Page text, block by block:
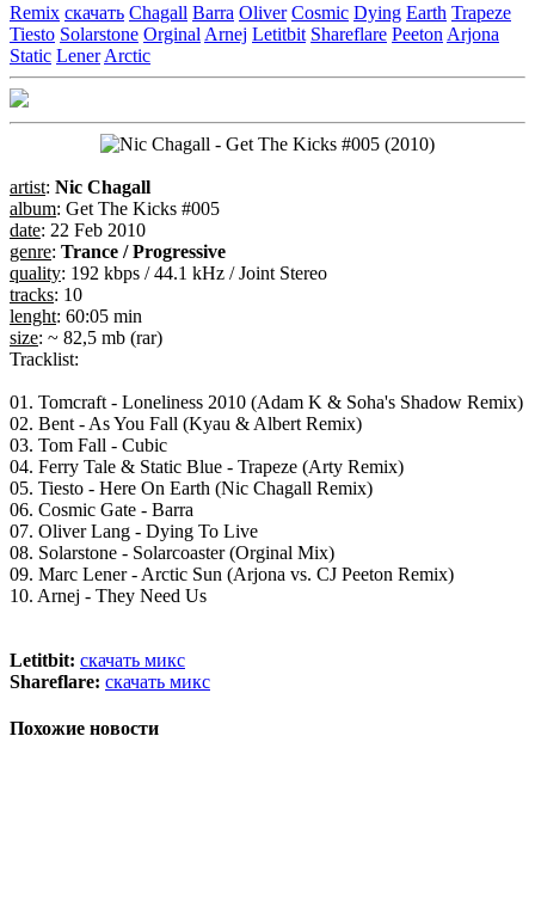
Remix скачать Chagall Barra Oliver Cosmic Dying Earth Trapeze
Tiesto Solarstone Orginal Arnej Letitbit Shareflare Peeton Arjona
Static Lener Arctic
artist: Nic Chagall
album: Get The Kicks #005
date: 22 Feb 2010
genre: Trance / Progressive
quality: 192 kbps / 44.1 kHz / Joint Stereo
tracks: 10
lenght: 60:05 min
size: ~ 82,5 mb (rar)
Tracklist:
01. Tomcraft - Loneliness 2010 (Adam K & Soha's Shadow Remix)
02. Bent - As You Fall (Kyau & Albert Remix)
03. Tom Fall - Cubic
04. Ferry Tale & Static Blue - Trapeze (Arty Remix)
05. Tiesto - Here On Earth (Nic Chagall Remix)
06. Cosmic Gate - Barra
07. Oliver Lang - Dying To Live
08. Solarstone - Solarcoaster (Orginal Mix)
09. Marc Lener - Arctic Sun (Arjona vs. CJ Peeton Remix)
10. Arnej - They Need Us
Letitbit: скачать микс
Shareflare: скачать микс
Похожие новости